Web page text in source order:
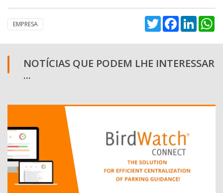
EMPRESA TwitterFacebook
NOTÍCIAS QUE PODEM LHE INTERESSAR
...